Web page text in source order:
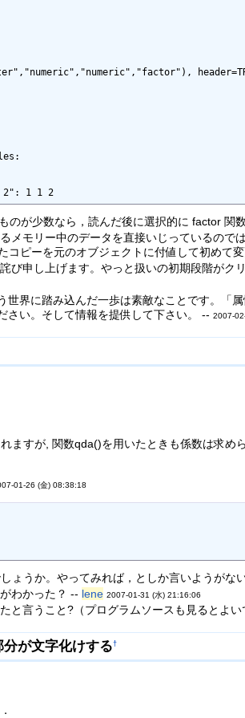
1 1 2
のが少数なら，読んだ後に選択的に factor 関
メモリー中のデータを直接いじっているの
コピーを元のオブジェクトに付値して初めて
び申し上げます。やっと扱いの初期段階が
世界に踏み込んだ一歩は素敵なことです。「
さい。そして情報を提供して下さい。 -- 2007-
ますが, 関数qda()を用いたときも係数は求
01-26 (金) 08:38:18
ょうか。やってみれば，としか言いようがな
わかった？ -- lene 2007-01-31 (水) 21:16:06
と言うこと?（プログラムソースも見るとよ
が文字化けする†